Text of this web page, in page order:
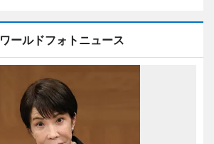
ワールドフォトニュース